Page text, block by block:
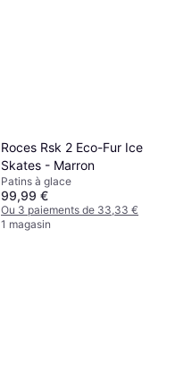
Roces Rsk 2 Eco-Fur Ice
Skates - Marron
Patins à glace
99,99 €
Ou 3 paiements de 33,33 €
1 magasin